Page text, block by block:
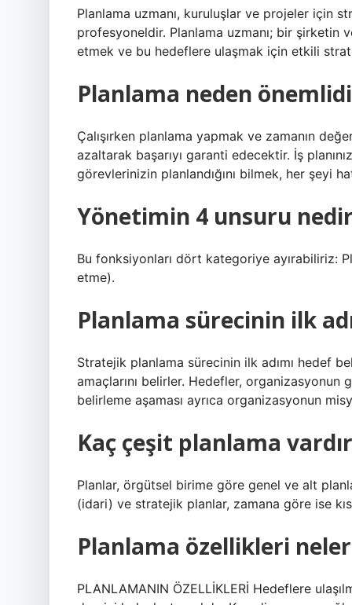
Planlama uzmanı, kuruluşlar ve projeler için
profesyoneldir. Planlama uzmanı; bir şirketin
etmek ve bu hedeflere ulaşmak için etkili
Planlama neden
Çalışırken planlama yapmak ve zamanın
azaltarak başarıyı garanti edecektir. İş
görevlerinizin planlandığını bilmek, her şeyi
Yönetimin 4 unsuru
Bu fonksiyonları dört kategoriye ayırabiliriz:
etme).
Planlama sürecinin ilk
Stratejik planlama sürecinin ilk adımı hedef
amaçlarını belirler. Hedefler,
belirleme aşaması ayrıca organizasyonun
Kaç çeşit planlama
Planlar, örgütsel birime göre genel ve alt
(idari) ve stratejik planlar, zamana göre ise
Planlama özellikleri
PLANLAMANIN ÖZELLİKLERİ Hedeflere